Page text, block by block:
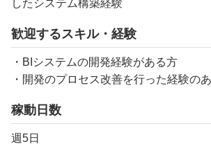
したシステム構築経験
歓迎するスキル・経験
・BIシステムの開発経験がある方
・開発のプロセス改善を行った経験の
稼動日数
週5日